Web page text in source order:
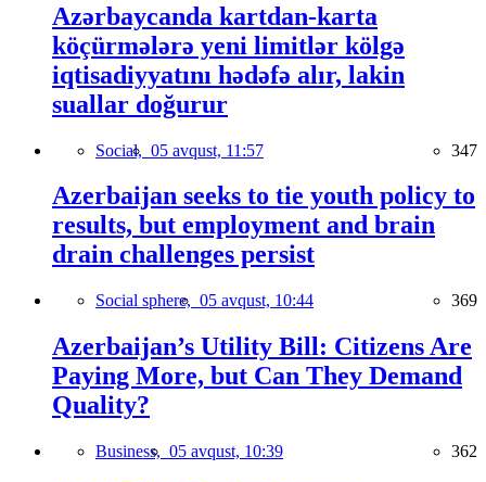
Azərbaycanda kartdan-karta
köçürmələrə yeni limitlər kölgə
iqtisadiyyatını hədəfə alır, lakin
suallar doğurur
Social, 05 avqust, 11:57 347
Azerbaijan seeks to tie youth policy to
results, but employment and brain
drain challenges persist
Social sphere, 05 avqust, 10:44 369
Azerbaijan’s Utility Bill: Citizens Are
Paying More, but Can They Demand
Quality?
Business, 05 avqust, 10:39 362